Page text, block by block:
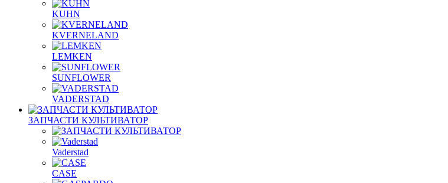
KUHN
KVERNELAND
LEMKEN
SUNFLOWER
VADERSTAD
ЗАПЧАСТИ КУЛЬТИВАТОР
Vaderstad
CASE